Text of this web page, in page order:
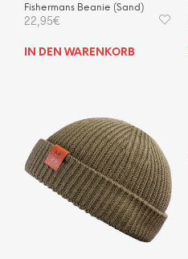
Fishermans Beanie (Sand)
22,95€
IN DEN WARENKORB